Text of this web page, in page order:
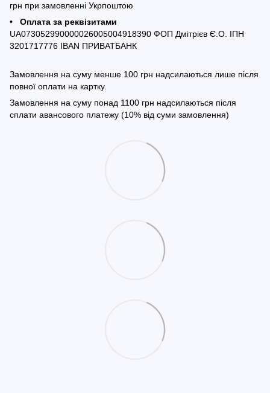
грн при замовленні Укрпоштою
• Оплата за реквізитами
UA073052990000026005004918390 ФОП Дмітрієв Є.О. ІПН
3201717776 IBAN ПРИВАТБАНК
Замовлення на суму менше 100 грн надсилаються лише після
повної оплати на картку.
Замовлення на суму понад 1100 грн надсилаються після
сплати авансового платежу (10% від суми замовлення)